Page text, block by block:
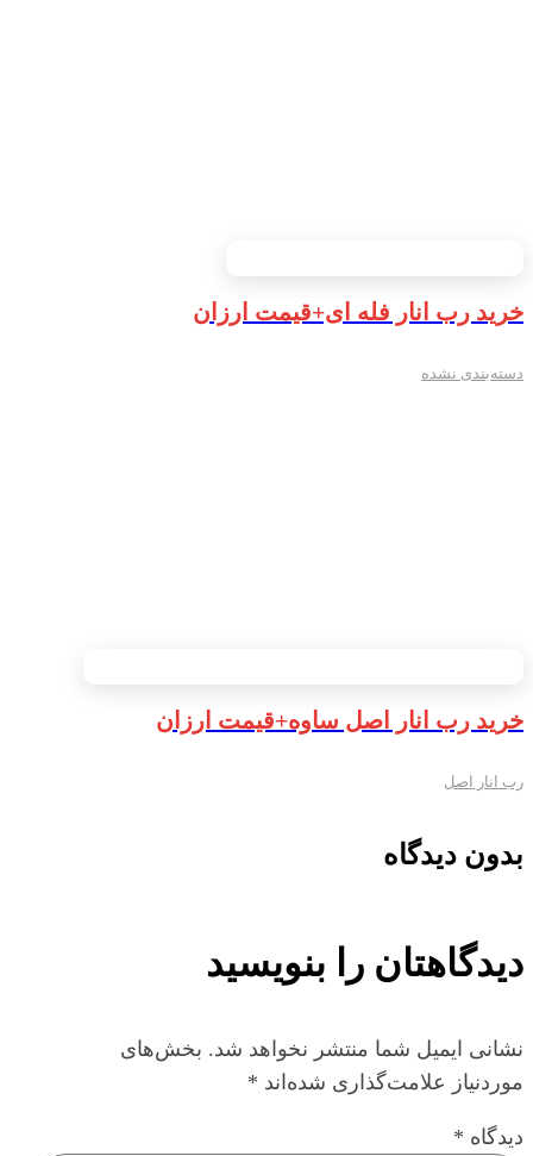
خرید رب انار فله ای+قیمت ارزان
دسته‌بندی نشده
خرید رب انار اصل ساوه+قیمت ارزان
رب انار اصل
بدون دیدگاه
دیدگاهتان را بنویسید
نشانی ایمیل شما منتشر نخواهد شد. بخش‌های
موردنیاز علامت‌گذاری شده‌اند *
دیدگاه *